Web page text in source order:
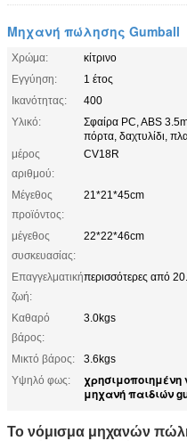
Μηχανή πώλησης Gumball
Χρώμα:
κίτρινο
Εγγύηση:
1 έτος
Ικανότητας:
400
Υλικό:
Σφαίρα PC, ABS
πόρτα, δαχτυλίδι,
μέρος
αριθμού:
CV18R
Μέγεθος
προϊόντος:
21*21*45cm
μέγεθος
συσκευασίας:
22*22*46cm
Επαγγελματική
ζωή:
περισσότερες από
Καθαρό
βάρος:
3.0kgs
Μικτό βάρος:
3.6kgs
Υψηλό φως:
μηχανή παιδιών
Το νόμισμα μηχανών